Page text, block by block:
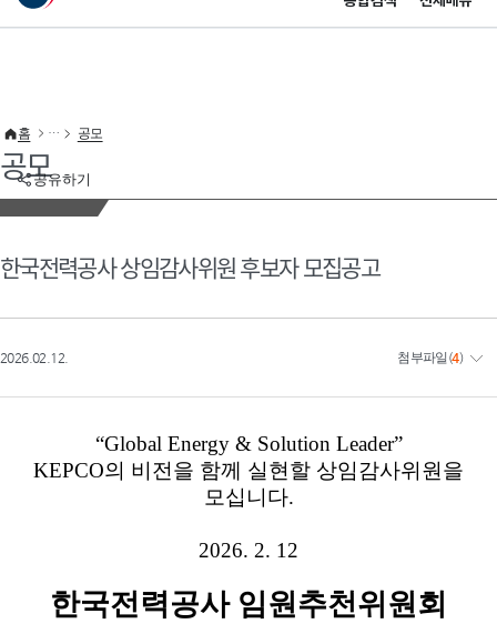
이 누리집은 대한민국 공식 전자정부 누리집입니다.
공유하기
홈 공모
공모
한국전력공사 상임감사위원 후보자 모집공고
2026.02.12. 첨부파일 (4)